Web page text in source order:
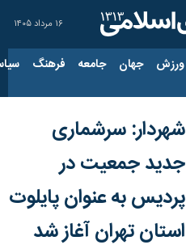
۱۶ مرداد ۱۴۰۵
ورزش جهان جامعه فرهنگ
شهردار: سرشماری
جدید جمعیت در
پردیس به عنوان پایلوت
استان تهران آغاز شد